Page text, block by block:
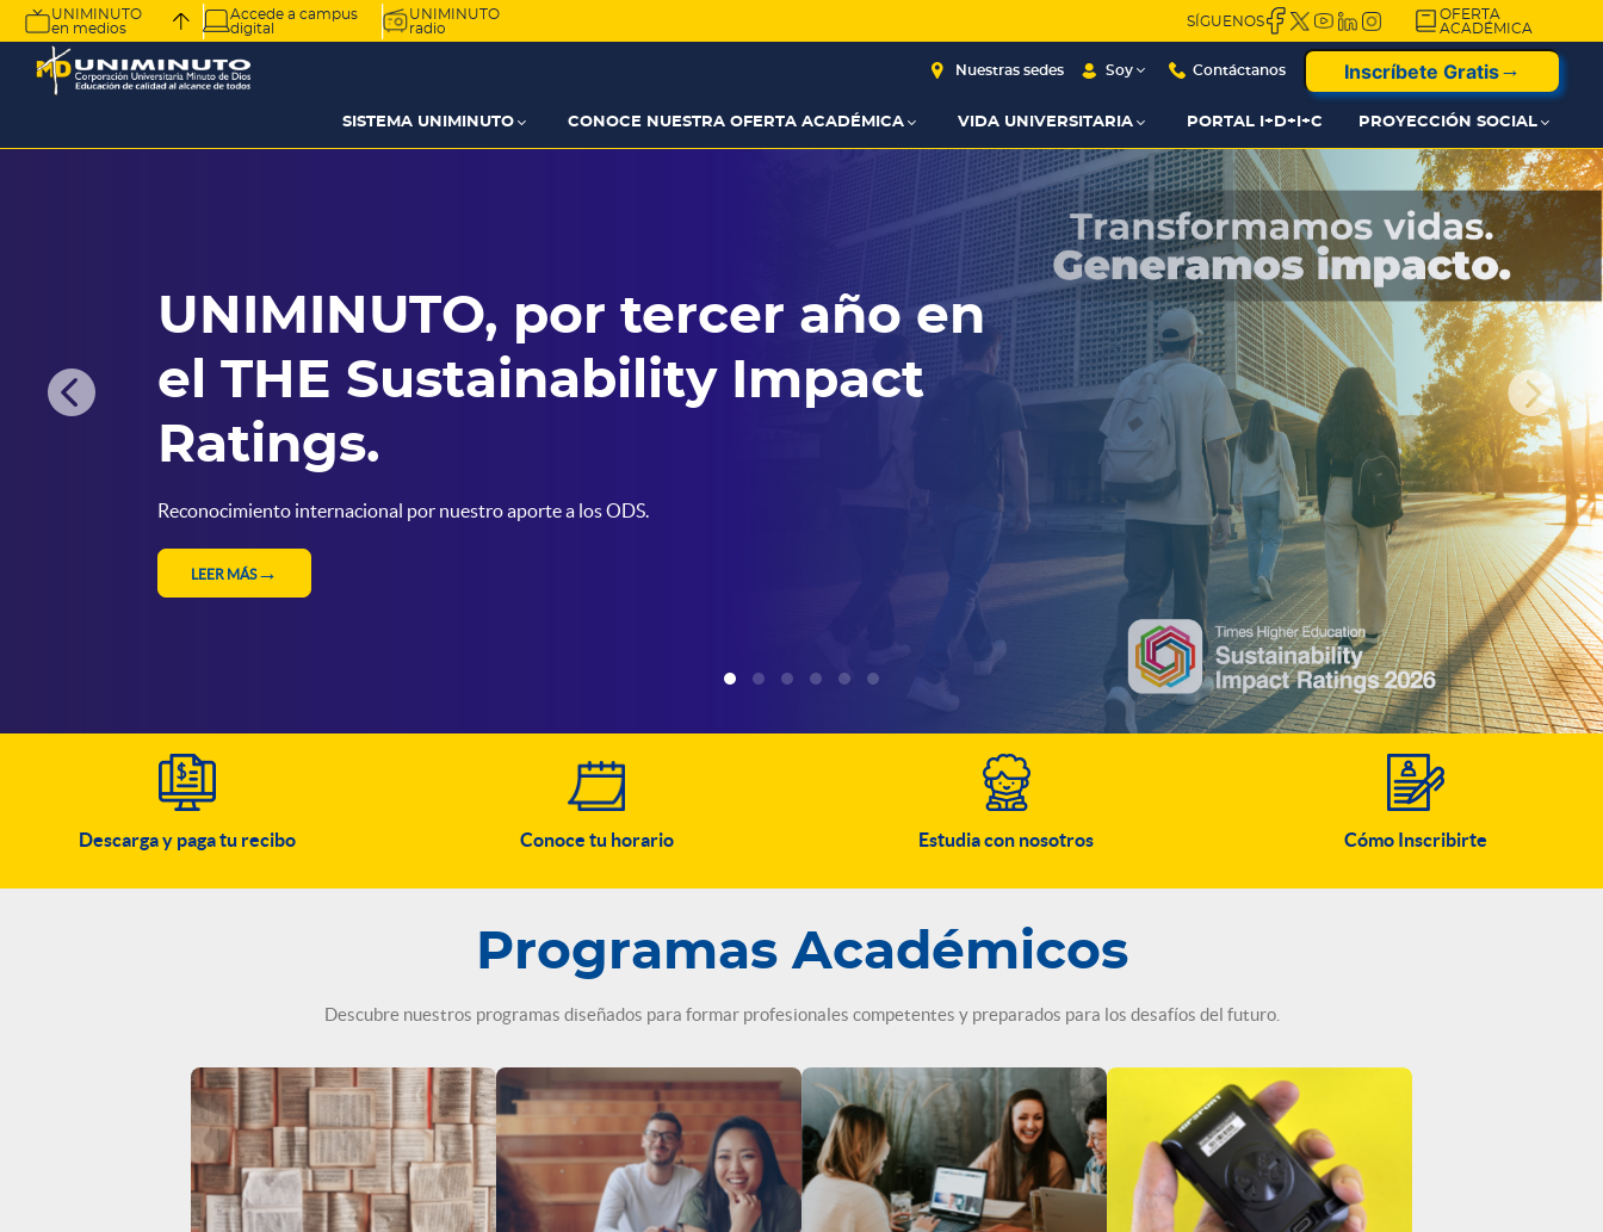
Pasar
contenido
principal
UNIMINUTO
en medios
Accede a campus
digital
UNIMINUTO
radio
SÍGUENOS
OFERTA
ACADÉMICA
Nuestras sedes Soy Contáctanos Inscríbete Gratis
SISTEMA UNIMINUTO CONOCE NUESTRA OFERTA ACADÉMICA VIDA UNIVERSITARIA PORTAL I+D+I+C PROYECCIÓN SOCIAL
UNIMINUTO, por tercer año en
el THE Sustainability Impact
Ratings.
Reconocimiento internacional por nuestro aporte a los ODS.
LEER MÁS
¿Y
si pudieras probar tu
carrera antes de elegirla?
Elige tu posgrado con más
seguridad
 
Descarga y paga tu recibo Conoce tu horario Estudia con nosotros Cómo Inscribirte
Programas Académicos
Descubre nuestros programas diseñados para formar profesionales competentes y preparados para los desafíos del futuro.